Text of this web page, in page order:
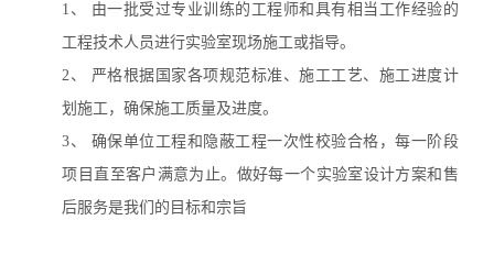
1、 由一批受过专业训练的工程师和具有相当工作经验的
工程技术人员进行实验室现场施工或指导。
2、 严格根据国家各项规范标准、施工工艺、施工进度计
划施工，确保施工质量及进度。
3、 确保单位工程和隐蔽工程一次性校验合格，每一阶段
项目直至客户满意为止。做好每一个实验室设计方案和售
后服务是我们的目标和宗旨